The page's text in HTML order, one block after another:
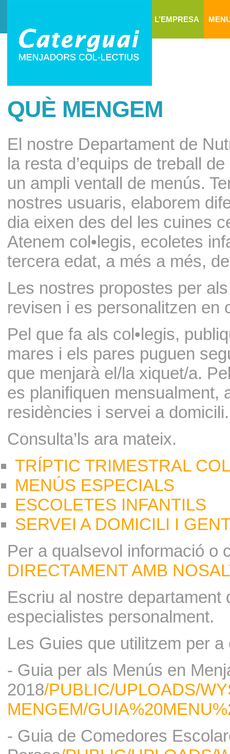
L’EMPRESA
QUÈ MENGEM
El nostre Departament de
la resta d’equips de treball
un ampli ventall de menús.
nostres usuaris, elaborem
dia eixen des del les cuines
Atenem col•legis, ecoletes
tercera edat, a més a més,
Les nostres propostes per
revisen i es personalitzen en
Pel que fa als col•legis,
mares i els pares puguen
que menjarà el/la xiquet/a.
es planifiquen mensualment,
residències i servei a domicili.
Consulta’ls ara mateix.
TRÍPTIC TRIMESTRAL
MENÚS ESPECIALS
ESCOLETES INFANTILS
SERVEI A DOMICILI I
Per a qualsevol informació o
DIRECTAMENT AMB
Escriu al nostre departament
especialistes personalment.
Les Guies que utilitzem per
- Guia per als Menús en
2018/PUBLIC/UPLOADS/
MENGEM/
- Guia de Comedores